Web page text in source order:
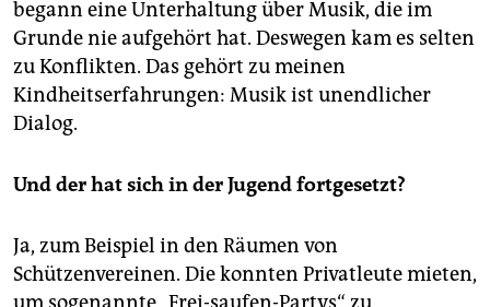
begann eine Unterhaltung über Musik, die im
Grunde nie aufgehört hat. Deswegen kam es selten
zu Konflikten. Das gehört zu meinen
Kindheitserfahrungen: Musik ist unendlicher
Dialog.
Und der hat sich in der Jugend fortgesetzt?
Ja, zum Beispiel in den Räumen von
Schützenvereinen. Die konnten Privatleute mieten,